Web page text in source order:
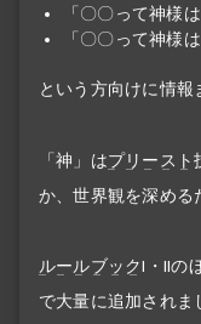
「〇〇って神様
「〇〇って神様
という方向けに情報
「神」はプリースト
か、世界観を深める
ルールブックI・IIの
で大量に追加されま